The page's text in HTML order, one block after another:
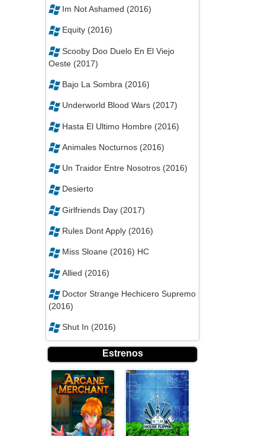
Im Not Ashamed (2016)
Equity (2016)
Scooby Doo Duelo En El Viejo
Oeste (2017)
Bajo La Sombra (2016)
Underworld Blood Wars (2017)
Hasta El Ultimo Hombre (2016)
Animales Nocturnos (2016)
Un Traidor Entre Nosotros (2016)
Desierto
Girlfriends Day (2017)
Rules Dont Apply (2016)
Miss Sloane (2016) HC
Allied (2016)
Doctor Strange Hechicero Supremo
(2016)
Shut In (2016)
Estrenos